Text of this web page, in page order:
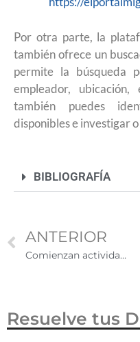
Por otra parte, la
también ofrece un
permite la búsqueda
empleador,
también puedes
disponibles e investigar
BIBLIOGRAFÍA
ANTERIOR
Comienzan actividades en Semilleros Creativos de la SRE en California
Resuelve tus